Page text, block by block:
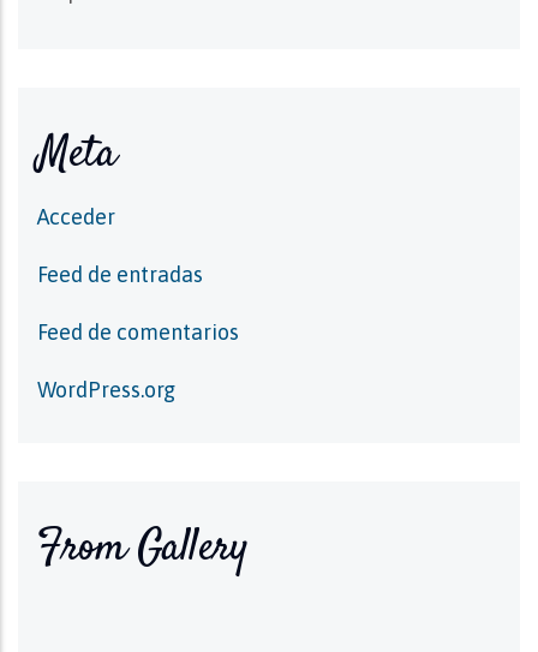
Meta
Acceder
Feed de entradas
Feed de comentarios
WordPress.org
From Gallery